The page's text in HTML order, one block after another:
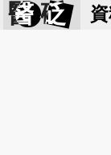
醫 砭